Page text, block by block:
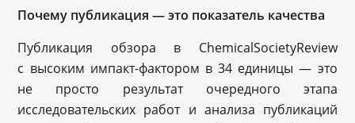
Почему публикация — это показатель качества
Публикация обзора в ChemicalSocietyReview
с высоким импакт-фактором в 34 единицы — это
не просто результат очередного этапа
исследовательских работ и анализа публикаций